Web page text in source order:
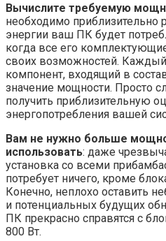
Вычислите требуемую
необходимо приблизительно
энергии ваш ПК будет
когда все его
своих возможностей.
компонент, входящий в
значение мощности. Просто
получить приблизительную
энергопотребления вашей
Вам не нужно больше
использовать: даже
установка со всеми
потребует ничего, кроме
Конечно, неплохо оставить
и потенциальных будущих
ПК прекрасно справятся с
800 Вт.